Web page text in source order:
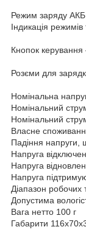
Режим заряду АКБ
Індикація
Кнопок керування
Розєми для
Номінальна
Номінальний
Номінальний
Власне
Падіння напруги,
Напруга
Напруга
Напруга
Діапазон
Допустима
Вага нетто 100 г
Габарити